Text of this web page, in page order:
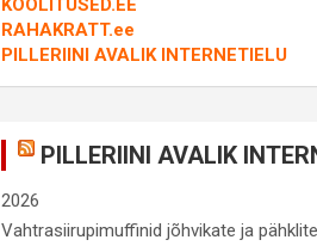
RAHAKRATT.ee
PILLERIINI AVALIK INTERNETIELU
PILLERIINI AVALIK
2026
Vahtrasiirupimuffinid jõhvikate ja